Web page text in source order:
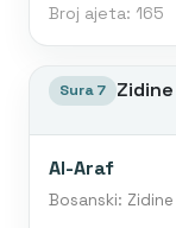
Broj ajeta: 165
Sura 7 Zidine
Al-Araf
Bosanski: Zidine